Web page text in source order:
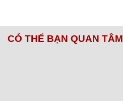
CÓ THỂ BẠN QUAN TÂM